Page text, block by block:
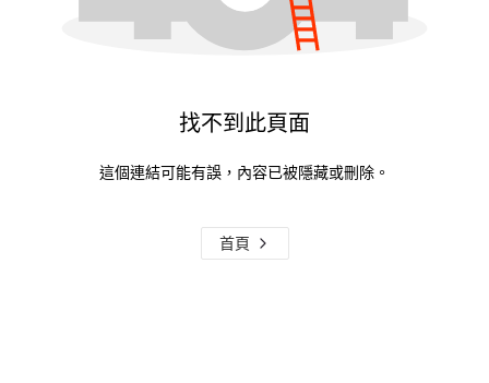
找不到此頁面
這個連結可能有誤，內容已被隱藏或刪除。
首頁